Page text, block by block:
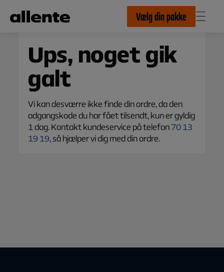
Vælg din pakke
Ups, noget gik
galt
Vi kan desværre ikke finde din ordre, da den
adgangskode du har fået tilsendt, kun er gyldig
1 dag. Kontakt kundeservice på telefon70 13
19 19, så hjælper vi dig med din ordre.